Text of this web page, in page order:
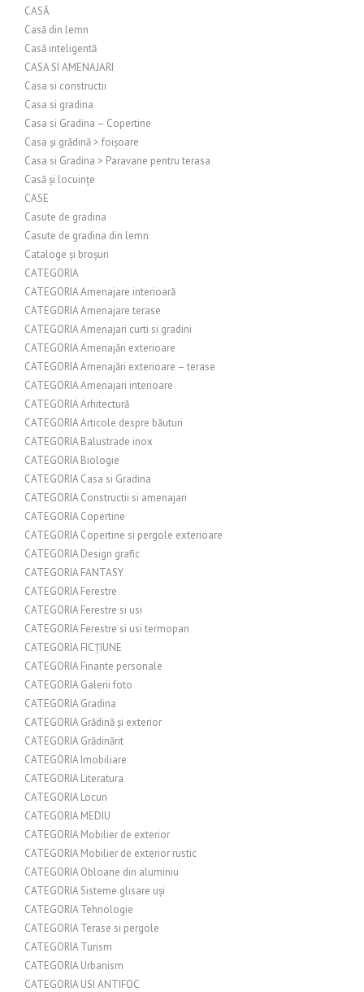
CASĂ
Casă din lemn
Casă inteligentă
CASA SI AMENAJARI
Casa si constructii
Casa si gradina
Casa si Gradina – Copertine
Casa și grădină > foișoare
Casa si Gradina > Paravane pentru terasa
Casă și locuințe
CASE
Casute de gradina
Casute de gradina din lemn
Cataloge și broșuri
CATEGORIA
CATEGORIA Amenajare interioară
CATEGORIA Amenajare terase
CATEGORIA Amenajari curti si gradini
CATEGORIA Amenajări exterioare
CATEGORIA Amenajări exterioare – terase
CATEGORIA Amenajari interioare
CATEGORIA Arhitectură
CATEGORIA Articole despre băuturi
CATEGORIA Balustrade inox
CATEGORIA Biologie
CATEGORIA Casa si Gradina
CATEGORIA Constructii si amenajari
CATEGORIA Copertine
CATEGORIA Copertine si pergole exterioare
CATEGORIA Design grafic
CATEGORIA FANTASY
CATEGORIA Ferestre
CATEGORIA Ferestre si usi
CATEGORIA Ferestre si usi termopan
CATEGORIA FICȚIUNE
CATEGORIA Finante personale
CATEGORIA Galerii foto
CATEGORIA Gradina
CATEGORIA Grădină și exterior
CATEGORIA Grădinărit
CATEGORIA Imobiliare
CATEGORIA Literatura
CATEGORIA Locuri
CATEGORIA MEDIU
CATEGORIA Mobilier de exterior
CATEGORIA Mobilier de exterior rustic
CATEGORIA Obloane din aluminiu
CATEGORIA Sisteme glisare uși
CATEGORIA Tehnologie
CATEGORIA Terase si pergole
CATEGORIA Turism
CATEGORIA Urbanism
CATEGORIA USI ANTIFOC